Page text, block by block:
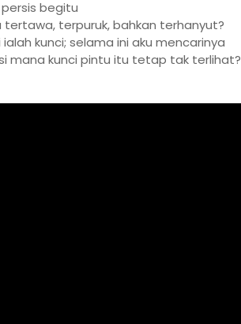
begitu
tertawa, terpuruk, bahkan terhanyut?
kunci; selama ini aku mencarinya
mana kunci pintu itu tetap tak terlihat?